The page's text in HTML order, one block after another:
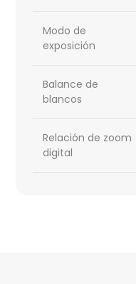
Modo de
exposición
Balance de
blancos
Relación de zoom
digital